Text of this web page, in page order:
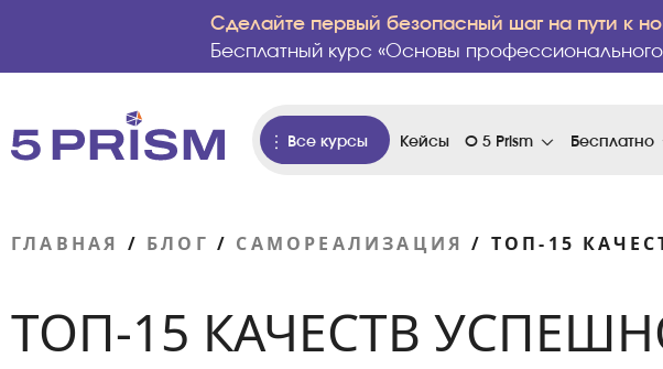
Сделайте первый безопасный шаг на пути к
Бесплатный курс «Основы профессионального
Все курсы Кейсы О 5 Prism Бесплатно
ГЛАВНАЯ / БЛОГ / САМОРЕАЛИЗАЦИЯ / ТОП-15
ТОП-15 КАЧЕСТВ